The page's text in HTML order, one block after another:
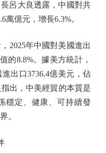
呂大良透露，中國對共
萬億元，增長6.3%。
年中國對美國進出
的8.8%。據美方統計，
出口3736.4億美元，佔
出，中美經貿的本質是
穩定、健康、可持續發
。